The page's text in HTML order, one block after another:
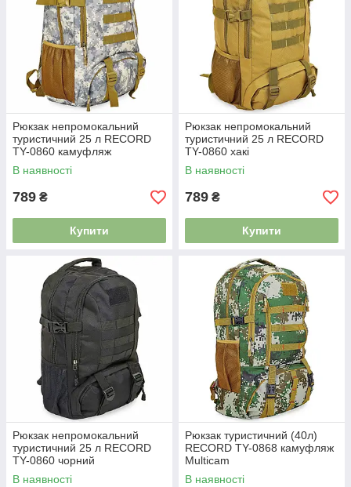
Рюкзак непромокальний
туристичний 25 л RECORD
TY-0860 камуфляж
В наявності
789 ₴
Купити
Рюкзак непромокальний
туристичний 25 л RECORD
TY-0860 хакі
В наявності
789 ₴
Купити
Рюкзак непромокальний
туристичний 25 л RECORD
TY-0860 чорний
В наявності
Рюкзак туристичний (40л)
RECORD TY-0868 камуфляж
Multicam
В наявності